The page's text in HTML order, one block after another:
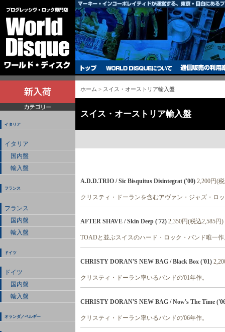
イタリア
イタリア
国内盤
輸入盤
フランス
フランス
国内盤
輸入盤
ドイツ
ドイツ
国内盤
輸入盤
オランダ／ベルギー
ホーム > スイス・オーストリア輸入盤
スイス・オーストリア輸入盤
A.D.D.TRIO / Sic Bisquitus Disintegrat ('00) 2,200円(
クリスティ・ドーランを含むアヴァン・ジャズ・ロ
AFTER SHAVE / Skin Deep ('72) 2,350円(税込2,585円)
TOADと並ぶスイスのハード・ロック・バンド唯一
CHRISTY DORAN'S NEW BAG / Black Box ('01)
クリスティ・ドーラン率いるバンドの'01年作。
CHRISTY DORAN'S NEW BAG / Now's The Time
クリスティ・ドーラン率いるバンドの'06年作。